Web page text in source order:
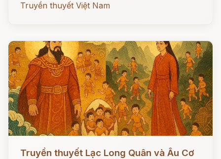
Truyền thuyết Việt Nam
Đọc ngay
Truyền thuyết Lạc Long Quân và Âu Cơ